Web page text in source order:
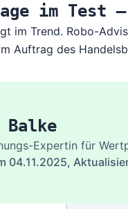
im Test
im Trend. Robo-
Auftrag des
Balke
Expertin für
04.11.2025,